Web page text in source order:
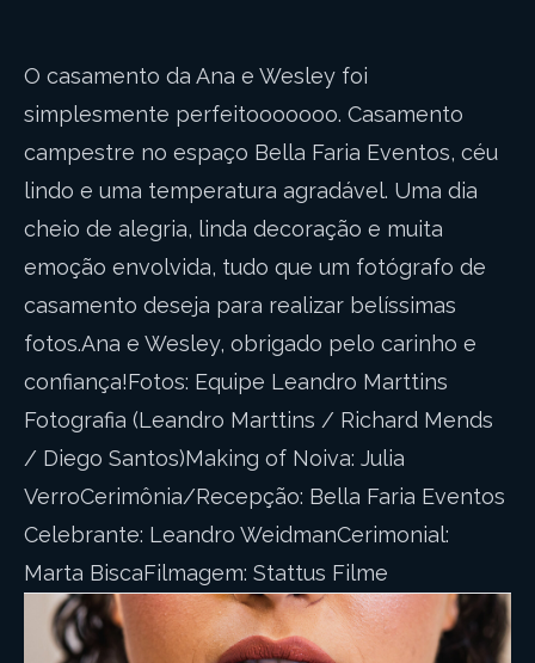
O casamento da Ana e Wesley foi
simplesmente perfeitooooooo. Casamento
campestre no espaço Bella Faria Eventos, céu
lindo e uma temperatura agradável. Uma dia
cheio de alegria, linda decoração e muita
emoção envolvida, tudo que um fotógrafo de
casamento deseja para realizar belíssimas
fotos.Ana e Wesley, obrigado pelo carinho e
confiança!Fotos: Equipe Leandro Marttins
Fotografia (Leandro Marttins / Richard Mends
/ Diego Santos)Making of Noiva: Julia
VerroCerimônia/Recepção: Bella Faria Eventos
Celebrante: Leandro WeidmanCerimonial:
Marta BiscaFilmagem: Stattus Filme